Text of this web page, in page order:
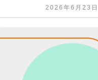
2026年6月23日